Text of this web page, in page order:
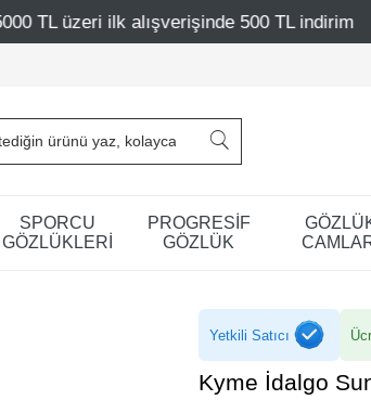
500 TL indirim
SPORCU
GÖZLÜKLERİ
PROGRESİF
GÖZLÜK
Yetkili Satıcı
Kyme İdalgo